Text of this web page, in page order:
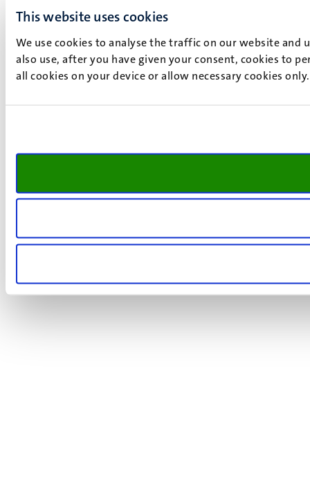
This website uses cookies
We use cookies to analyse the traffic on our website and
also use, after you have given your consent, cookies to
all cookies on your device or allow necessary cookies